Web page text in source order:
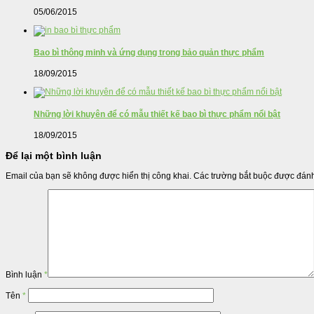
05/06/2015
Bao bì thông minh và ứng dụng trong bảo quản thực phẩm
18/09/2015
Những lời khuyên để có mẫu thiết kế bao bì thực phẩm nổi bật
18/09/2015
Để lại một bình luận
Email của bạn sẽ không được hiển thị công khai. Các trường bắt buộc được
Bình luận *
Tên *